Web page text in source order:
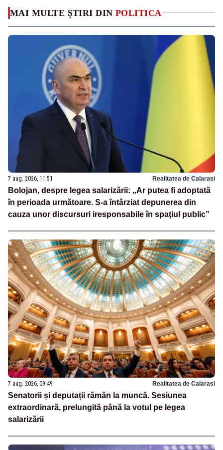
MAI MULTE ȘTIRI DIN POLITICA
7 aug. 2026, 11:51 Realitatea de Calarasi
Bolojan, despre legea salarizării: „Ar putea fi adoptată
în perioada următoare. S-a întârziat depunerea din
cauza unor discursuri iresponsabile în spaţiul public”
7 aug. 2026, 09:49 Realitatea de Calarasi
Senatorii și deputații rămân la muncă. Sesiunea
extraordinară, prelungită până la votul pe legea
salarizării